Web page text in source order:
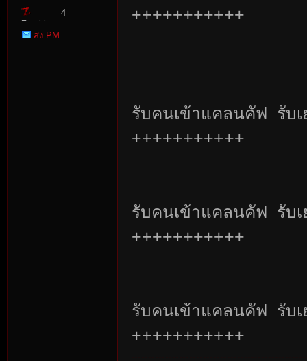
Zombie
Point
4
ส่ง PM
+++++++++++
รับคนเข้าแคลนคัฟ รับ
+++++++++++
รับคนเข้าแคลนคัฟ รับ
+++++++++++
รับคนเข้าแคลนคัฟ รับ
+++++++++++